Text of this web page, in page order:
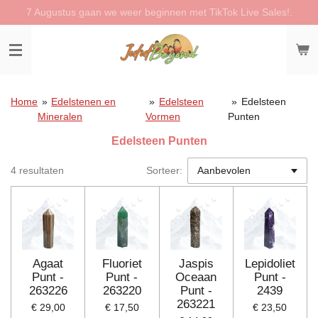
direct
naar
de
7 Augustus gaan we weer beginnen met TikTok Live Sales!.
Home » Edelstenen en
Mineralen
» Edelsteen
Vormen
» Edelsteen
Punten
Edelsteen Punten
4 resultaten Sorteer:
Agaat
Punt -
263226
€ 29,00
Fluoriet
Punt -
263220
€ 17,50
Jaspis
Oceaan
Punt -
263221
Lepidoliet
Punt -
2439
€ 23,50